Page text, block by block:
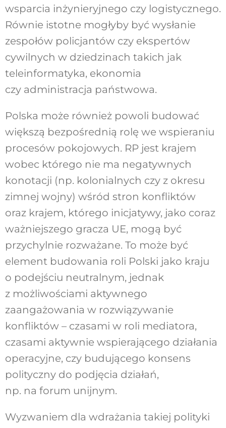
wsparcia inżynieryjnego czy logistycznego.
Równie istotne mogłyby być wysłanie
zespołów policjantów czy ekspertów
cywilnych w dziedzinach takich jak
teleinformatyka, ekonomia
czy administracja państwowa.
Polska może również powoli budować
większą bezpośrednią rolę we wspieraniu
procesów pokojowych. RP jest krajem
wobec którego nie ma negatywnych
konotacji (np. kolonialnych czy z okresu
zimnej wojny) wśród stron konfliktów
oraz krajem, którego inicjatywy, jako coraz
ważniejszego gracza UE, mogą być
przychylnie rozważane. To może być
element budowania roli Polski jako kraju
o podejściu neutralnym, jednak
z możliwościami aktywnego
zaangażowania w rozwiązywanie
konfliktów – czasami w roli mediatora,
czasami aktywnie wspierającego działania
operacyjne, czy budującego konsens
polityczny do podjęcia działań,
np. na forum unijnym.
Wyzwaniem dla wdrażania takiej polityki